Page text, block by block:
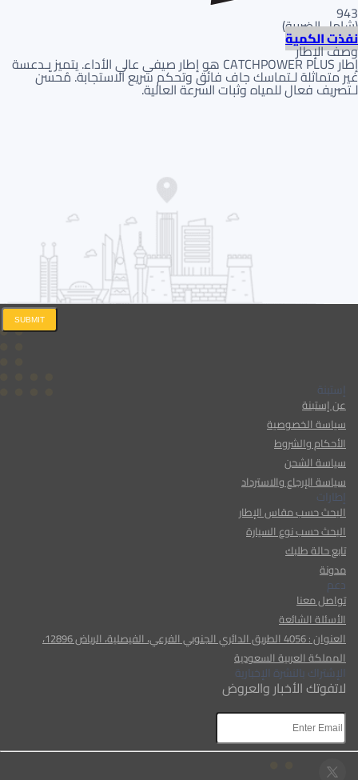
943
(شامل الضريبة)
نفذت الكمية
وصف الإطار
إطار CATCHPOWER PLUS هو إطار صيفي عالي الأداء. يتميز بـدعسة
غير متماثلة لـتماسك جاف فائق وتحكم سريع الاستجابة. مُحسّن
لـتصريف فعال للمياه وثبات السرعة العالية.
إستبنة
عن إستبنة
سياسة الخصوصية
الأحكام والشروط
سياسة الشحن
سياسة الإرجاع والاسترداد
إطارات
البحث حسب مقاس الإطار
البحث حسب نوع السيارة
تابع حالة طلبك
مدونة
دعم
تواصل معنا
الأسئلة الشائعة
العنوان : 4056 الطريق الدائري الجنوبي الفرعي، الفيصلية، الرياض 12896،
المملكة العربية السعودية
الإشتراك بالنشرة الإخبارية
لاتفوتك الأخبار والعروض
SUBMIT